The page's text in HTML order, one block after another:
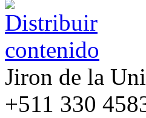
Jiron de la
+511 330